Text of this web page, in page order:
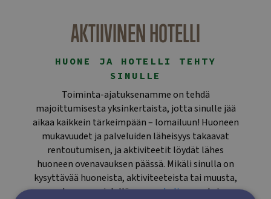
AKTIIVINEN HOTELLI
HUONE JA HOTELLI TEHTY
SINULLE
Toiminta-ajatuksenamme on tehdä
majoittumisesta yksinkertaista, jotta sinulle jää
aikaa kaikkein tärkeimpään – lomailuun! Huoneen
mukavuudet ja palveluiden läheisyys takaavat
rentoutumisen, ja aktiviteetit löydät lähes
huoneen ovenavauksen päässä. Mikäli sinulla on
kysyttävää huoneista, aktiviteeteista tai muusta,
autamme mielellämmepuhelimessatai